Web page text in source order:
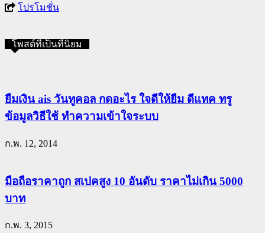
โปรโมชั่น
โพสต์ที่เป็นที่นิยม
ยืมเงิน ais วันทูคอล กดอะไร ใจดีให้ยืม ดีแทค ทรู
ข้อมูลวิธีใช้ ทำความเข้าใจระบบ
ก.พ. 12, 2014
มือถือราคาถูก สเปคสูง 10 อันดับ ราคาไม่เกิน 5000
บาท
ก.พ. 3, 2015